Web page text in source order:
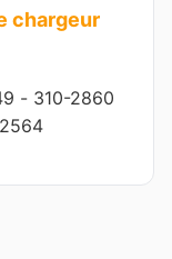
chargeur
- 310-2860